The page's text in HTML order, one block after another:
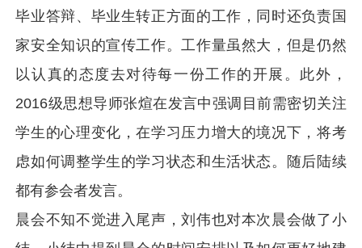
毕业答辩、毕业生转正方面的工作，同时还负责国
家安全知识的宣传工作。工作量虽然大，但是仍然
以认真的态度去对待每一份工作的开展。此外，
2016级思想导师张煊在发言中强调目前需密切关注
学生的心理变化，在学习压力增大的境况下，将考
虑如何调整学生的学习状态和生活状态。随后陆续
都有参会者发言。
晨会不知不觉进入尾声，刘伟也对本次晨会做了小